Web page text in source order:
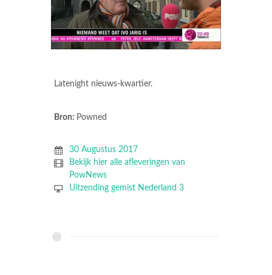
Latenight nieuws-kwartier.
Bron: Powned
30 Augustus 2017
Bekijk hier alle afleveringen van
PowNews
Uitzending gemist Nederland 3